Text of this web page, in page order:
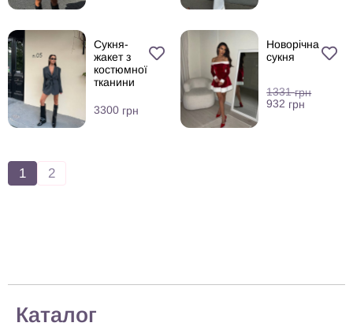
Сукня-
жакет з
костюмної
тканини
3300 грн
Новорічна
сукня
1331грн
932 грн
1 2
Каталог